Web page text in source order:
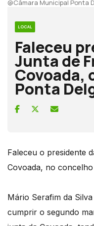
@Câmara Municipal Ponta
LOCAL
Faleceu
Junta de
Covoada,
Ponta
Faleceu o presidente
Covoada, no
Mário Serafim da
cumprir o segundo